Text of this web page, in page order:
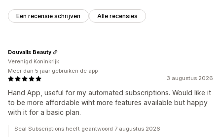
Een recensie schrijven Alle recensies
3 augustus 2026
Hand App, useful for my automated subscriptions. Would like it
to be more affordable wiht more features available but happy
with it for a basic plan.
Douvalls Beauty
Verenigd Koninkrijk
Meer dan 5 jaar gebruiken de app
Seal Subscriptions heeft geantwoord 7 augustus 2026